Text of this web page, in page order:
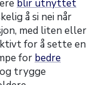
blir utnyttet
å si nei når
med liten eller
for å sette en
for bedre
trygge